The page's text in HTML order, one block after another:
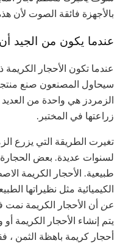
بالأجهزة فائقة الصوت لأن
عندما يكون من الجيد
عندما تكون الأحجار
سيحاول المصنعون صنع
الزمردز هي واحدة من
زراعتها في المختبر.
تغيرت الطريقة التي يزرع
لسنوات عديدة. بعض
طبيعية. الأحجار الكريمة
الكيميائية مثل نظيراتها
عن أن الأحجار الكريمة نمت
يتم إنشاء الأحجار الكريمة
أحجار كريمة باهظة الثمن ،